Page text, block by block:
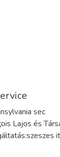
sec
Lajos és